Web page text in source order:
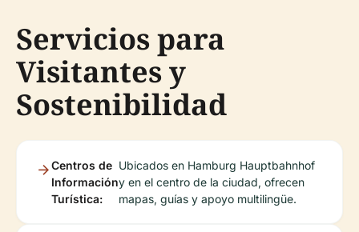
Servicios para
Visitantes y
Sostenibilidad
Centros de
Información
Turística:
Ubicados en Hamburg Hauptbahnhof
y en el centro de la ciudad, ofrecen
mapas, guías y apoyo multilingüe.